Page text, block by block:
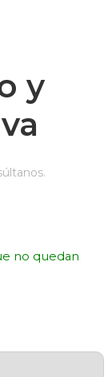
y
no quedan